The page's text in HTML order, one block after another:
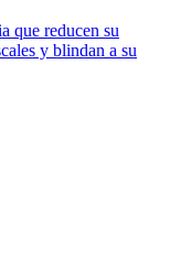
que reducen su
y blindan a su